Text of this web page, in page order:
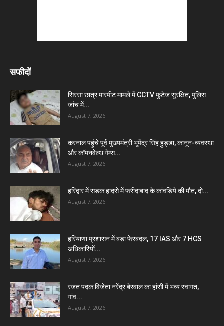
सफीदों
सिरसा छात्र मारपीट मामले में CCTV फुटेज सुरक्षित, पुलिस
जांच में...
August 7, 2026
करनाल पहुंचे पूर्व मुख्यमंत्री भूपेंद्र सिंह हुड्डा, कानून-व्यवस्था
और कॉमनवेल्थ गेम्स...
August 7, 2026
हरिद्वार में सड़क हादसे में फरीदाबाद के कांवड़िये की मौत, दो...
August 7, 2026
हरियाणा प्रशासन में बड़ा फेरबदल, 17 IAS और 7 HCS
अधिकारियों...
August 7, 2026
रजत पदक विजेता नरेंद्र बेरवाल का हांसी में भव्य स्वागत,
गांव...
August 7, 2026